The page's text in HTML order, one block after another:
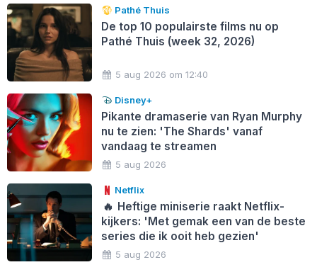
Pathé Thuis
De top 10 populairste films nu op
Pathé Thuis (week 32, 2026)
5 aug 2026 om 12:40
Disney+
Pikante dramaserie van Ryan Murphy
nu te zien: 'The Shards' vanaf
vandaag te streamen
5 aug 2026
Netflix
🔥 Heftige miniserie raakt Netflix-
kijkers: 'Met gemak een van de beste
series die ik ooit heb gezien'
5 aug 2026